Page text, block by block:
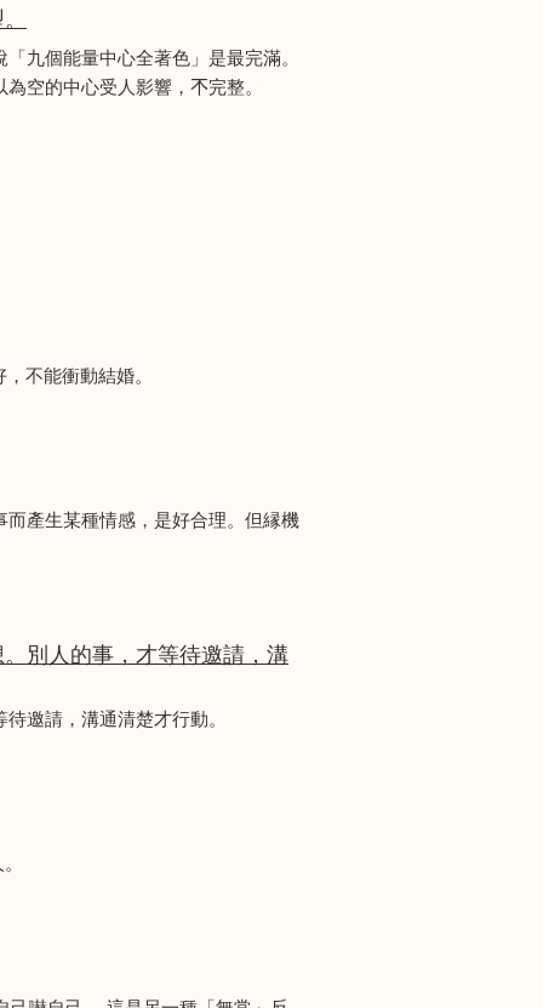
九個能量中心全著色」是最完滿。
空的中心受人影響，𣎴完整。
不能衝動結婚。
產生某種情感，是好合理。但縁機
別人的事，才等待邀請，溝
邀請，溝通清楚才行動。